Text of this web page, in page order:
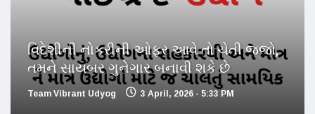
વિદેશીની નોકરીની ઓફર આવે તો ચેતી જજો,
તમને સાયબર ગુનેગાર બનાવી શકે છે
Team Vibrant Udyog 3 April, 2026 - 5:33 PM